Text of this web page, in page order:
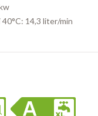
14,3 liter/min